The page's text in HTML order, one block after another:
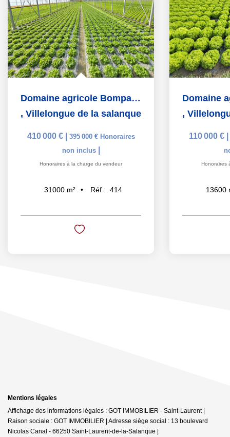
Domaine agricole Bompas et Villelongue de la Salanque 31000...
, Villelongue de la salanque
410 000 € 395 000 € Honoraires
non inclus
Honoraires à la charge du vendeur
31000 m² Réf : 414
,
110 000 €
Honoraires
13600
Mentions légales
Affichage des informations légales : GOT IMMOBILIER - Saint-Laurent |
Raison sociale : GOT IMMOBILIER | Adresse siège social : 13 boulevard
Nicolas Canal - 66250 Saint-Laurent-de-la-Salanque |